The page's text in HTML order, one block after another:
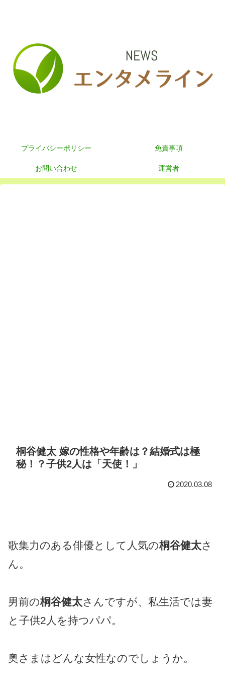
プライバシーポリシー 免責事項
お問い合わせ 運営者
桐谷健太 嫁の性格や年齢は？結婚式は極
秘！？子供2人は「天使！」
2020.03.08
歌集力のある俳優として人気の桐谷健太さ
ん。
男前の桐谷健太さんですが、私生活では妻
と子供2人を持つパパ。
奥さまはどんな女性なのでしょうか。